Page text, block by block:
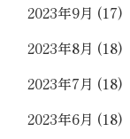
2023年9月 (17)
2023年8月 (18)
2023年7月 (18)
2023年6月 (18)